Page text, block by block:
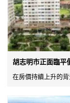
胡志明市正面臨平
在房價持續上升的